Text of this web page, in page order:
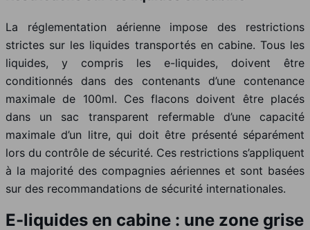
La réglementation aérienne impose des restrictions
strictes sur les liquides transportés en cabine. Tous les
liquides, y compris les e-liquides, doivent être
conditionnés dans des contenants d’une contenance
maximale de 100ml. Ces flacons doivent être placés
dans un sac transparent refermable d’une capacité
maximale d’un litre, qui doit être présenté séparément
lors du contrôle de sécurité. Ces restrictions s’appliquent
à la majorité des compagnies aériennes et sont basées
sur des recommandations de sécurité internationales.
E-liquides en cabine : une zone grise